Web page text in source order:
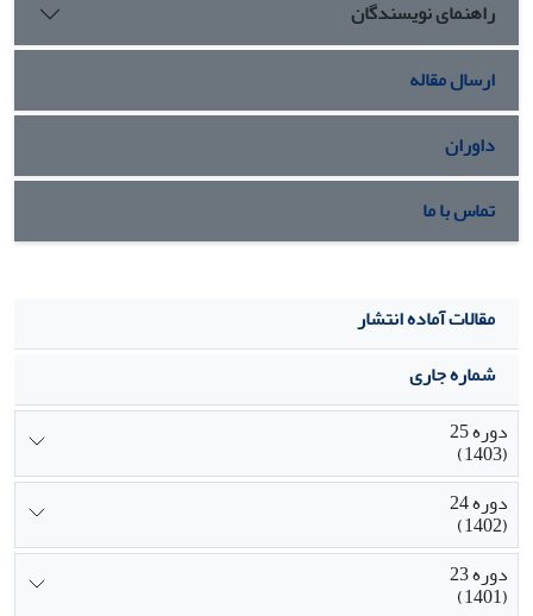
راهنمای نویسندگان
ارسال مقاله
داوران
تماس با ما
مقالات آماده انتشار
شماره جاری
دوره 25
(1403)
دوره 24
(1402)
دوره 23
(1401)